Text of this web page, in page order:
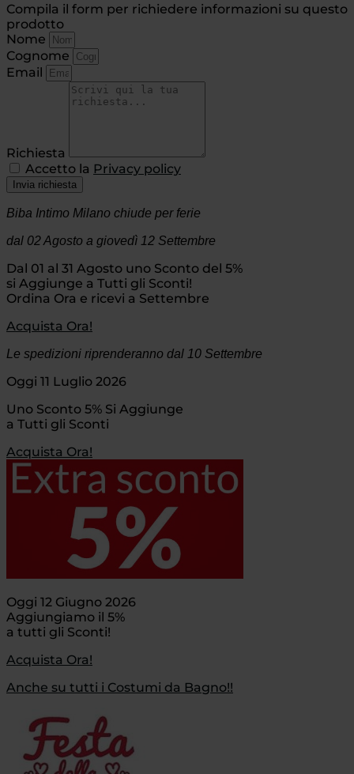
Compila il form per richiedere informazioni su questo
prodotto
Nome
Cognome
Email
Richiesta
Accetto la Privacy policy
Invia richiesta
Biba Intimo Milano chiude per ferie
dal 02 Agosto a giovedì 12 Settembre
Dal 01 al 31 Agosto uno Sconto del 5%
si Aggiunge a Tutti gli Sconti!
Ordina Ora e ricevi a Settembre
Acquista Ora!
Le spedizioni riprenderanno dal 10 Settembre
Oggi 11 Luglio 2026
Uno Sconto 5% Si Aggiunge
a Tutti gli Sconti
Acquista Ora!
Oggi 12 Giugno 2026
Aggiungiamo il 5%
a tutti gli Sconti!
Acquista Ora!
Anche su tutti i Costumi da Bagno!!